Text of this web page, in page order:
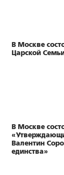
В Москве
Царской
В Москве
Валентин
единства»